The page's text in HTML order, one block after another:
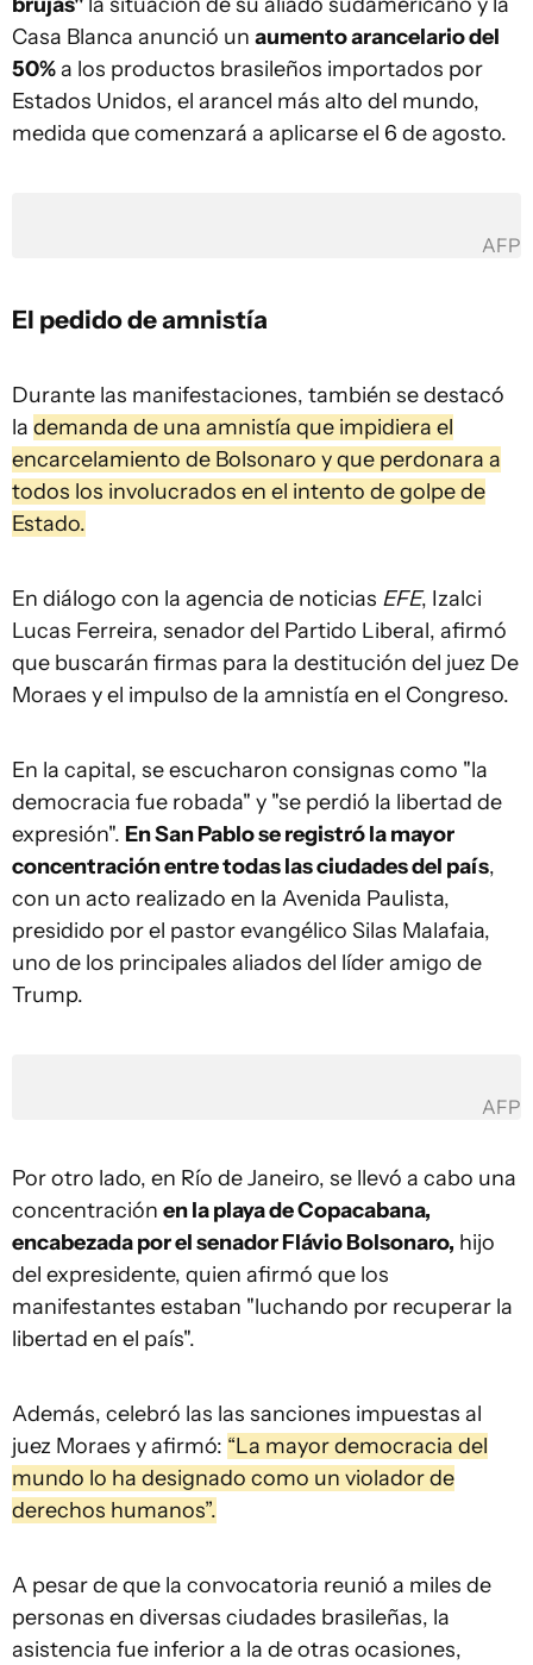
Casa Blanca anunció un aumento arancelario del
50%a los productos brasileños importados por
Estados Unidos, el arancel más alto del mundo,
medida que comenzará a aplicarse el 6 de agosto.
AFP
El pedido de amnistía
Durante las manifestaciones, también se destacó
la demanda de una amnistía que impidiera el
encarcelamiento de Bolsonaro y que perdonara a
todos los involucrados en el intento de golpe de
Estado.
En diálogo con la agencia de noticias EFE, Izalci
Lucas Ferreira, senador del Partido Liberal, afirmó
que buscarán firmas para la destitución del juez De
Moraes y el impulso de la amnistía en el Congreso.
En la capital, se escucharon consignas como "la
democracia fue robada" y "se perdió la libertad de
expresión". En San Pablo se registró la mayor
concentración entre todas las ciudades del país,
con un acto realizado en la Avenida Paulista,
presidido por el pastor evangélico Silas Malafaia,
uno de los principales aliados del líder amigo de
Trump.
AFP
Por otro lado, en Río de Janeiro, se llevó a cabo una
concentración en la playa de Copacabana,
encabezada por el senador Flávio Bolsonaro, hijo
del expresidente, quien afirmó que los
manifestantes estaban "luchando por recuperar la
libertad en el país".
Además, celebró las las sanciones impuestas al
juez Moraes y afirmó: “La mayor democracia del
mundo lo ha designado como un violador de
derechos humanos”.
A pesar de que la convocatoria reunió a miles de
personas en diversas ciudades brasileñas, la
asistencia fue inferior a la de otras ocasiones,